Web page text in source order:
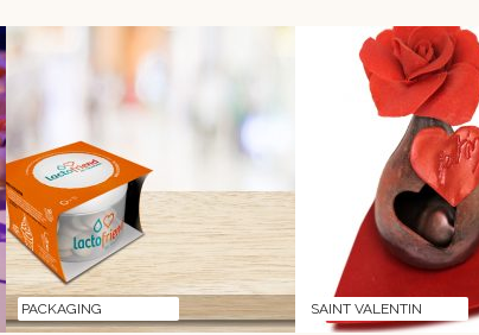
PACKAGING SAINT VALENTIN